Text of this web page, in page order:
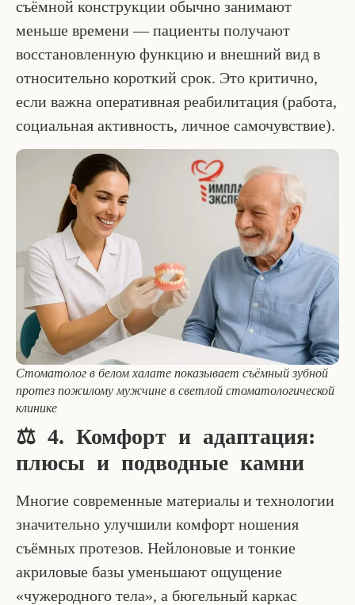
съёмной конструкции обычно занимают
меньше времени — пациенты получают
восстановленную функцию и внешний вид в
относительно короткий срок. Это критично,
если важна оперативная реабилитация (работа,
социальная активность, личное самочувствие).
Стоматолог в белом халате показывает съёмный зубной
протез пожилому мужчине в светлой стоматологической
клинике
⚖️ 4. Комфорт и адаптация:
плюсы и подводные камни
Многие современные материалы и технологии
значительно улучшили комфорт ношения
съёмных протезов. Нейлоновые и тонкие
акриловые базы уменьшают ощущение
«чужеродного тела», а бюгельный каркас